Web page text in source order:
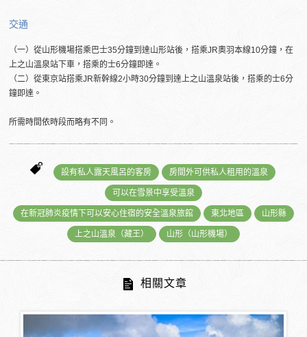
交通
（一）從山形機場搭乘巴士35分鐘到達山形站後，搭乘JR奧羽本線10分鐘，在
上之山溫泉站下車，搭乘的士6分鐘即達。
（二）從東京站搭乘JR新幹線2小時30分鐘到達上之山溫泉站後，搭乘的士6分
鐘即達。
所需時間依時段而略有不同。
設有私人露天風呂的客房 房間外可供私人租用的溫泉
可以在雪景中享受溫泉
在新冠肺炎疫情下可以安心住宿的安全溫泉旅館 東北地區 山形縣
上之山溫泉（藏王） 山形（山形機場）
相關文章